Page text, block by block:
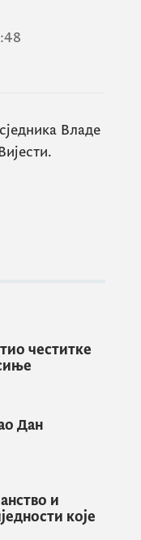
Владе
честитке
Дан
и
које